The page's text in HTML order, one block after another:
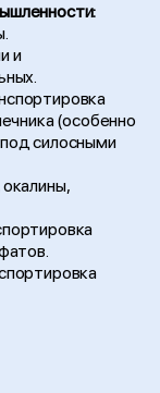
и
(особенно
силосными